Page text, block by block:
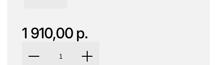
1 910,00 р.